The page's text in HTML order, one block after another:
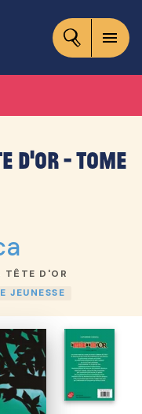
CONTENU
menu
d'or - Tome
TÊTE D'OR
JEUNESSE